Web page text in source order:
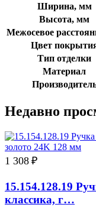
Ширина, мм
Высота, мм
Межосевое
Цвет
Тип отделки
Материал
Недавно
1 308 ₽
15.154.128.19
классика, г…